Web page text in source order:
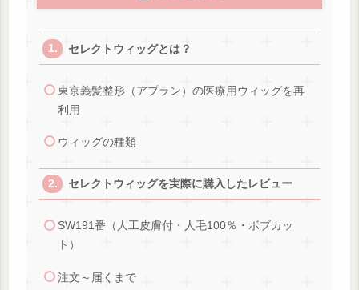
セレクトウィッグとは？
東京義髪整形（アプラン）の医療用ウィッグを再
利用
ウィッグの種類
セレクトウィッグを実際に購入したレビュー
SW191番（人工皮膚付・人毛100％・ボブカッ
ト）
注文～届くまで